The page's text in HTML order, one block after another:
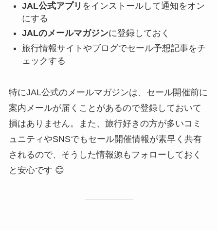
JAL公式アプリ をインストールして通知をオン
にする
JALのメールマガジンに登録しておく
旅行情報サイトやブログでセール予想記事をチ
ェックする
特にJAL公式のメールマガジンは、セール開催前に
案内メールが届くことがあるので登録しておいて
損はありません。また、旅行好きの方が多いコミ
ュニティやSNSでもセール開催情報が素早く共有
されるので、そうした情報源もフォローしておく
と安心です 😊